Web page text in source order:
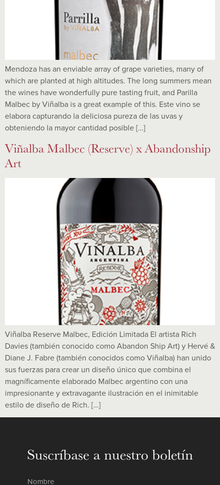
Mendoza has an enviable array of grape varieties, many of
which are planted at high altitudes. The long summers mean
the wines have wonderfully pure tasting fruit, and Parilla
Malbec by Viñalba is a great example of this. Este vino se
elabora capturando la deliciosa pureza de las uvas y
obteniendo la mayor cantidad posible […]
Viñalba Malbec (Reserve) x Abandonship
Art
Viñalba Reserve Malbec, Edición Limitada El artista Rich
Davies (también conocido como Abandon Ship Art) y Hervé &
Diane J. Fabre (también conocidos como Viñalba) han unido
sus fuerzas para crear un diseño único que combina el
magníficamente elaborado Malbec argentino con una
impresionante y extravagante ilustración en el inimitable
estilo de diseño de Rich. […]
Suscríbase a nuestro boletín